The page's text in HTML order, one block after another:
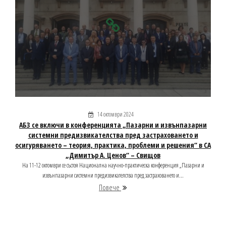
14 октомври 2024
АБЗ се включи в конференцията „Пазарни и извънпазарни
системни предизвикателства пред застраховането и
осигуряването – теория, практика, проблеми и решения“ в СА
„Димитър А. Ценов“ – Свищов
На 11-12 октомври се състоя Национална научно-практическа конференция „Пазарни и
извънпазарни системни предизвикателства пред застраховането и...
Повече